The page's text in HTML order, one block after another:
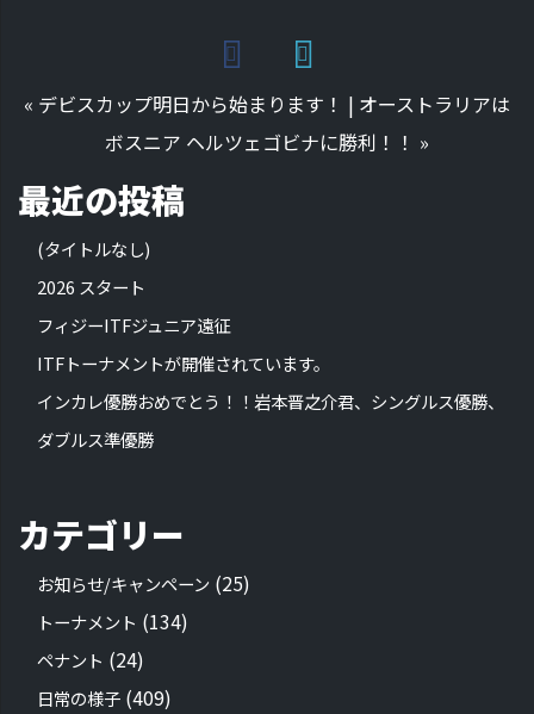
« デビスカップ明日から始まります！ | オーストラリアは
ボスニア ヘルツェゴビナに勝利！！ »
最近の投稿
(タイトルなし)
2026 スタート
フィジーITFジュニア遠征
ITFトーナメントが開催されています。
インカレ優勝おめでとう！！岩本晋之介君、シングルス優勝、
ダブルス準優勝
カテゴリー
お知らせ/キャンペーン (25)
トーナメント (134)
ペナント (24)
日常の様子 (409)